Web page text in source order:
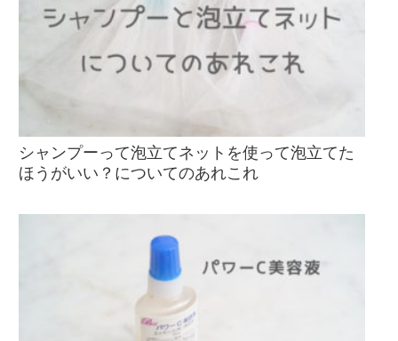
シャンプーって泡立てネットを使って泡立てた
ほうがいい？についてのあれこれ